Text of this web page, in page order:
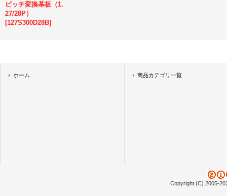
ピッチ変換基板（1.
27/28P）
[127S300D28B]
ホーム 商品カテゴリ一覧
Copyright (C) 2005-